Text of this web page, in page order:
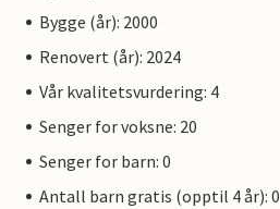
Bygge (år): 2000
Renovert (år): 2024
Vår kvalitetsvurdering: 4
Senger for voksne: 20
Senger for barn: 0
Antall barn gratis (opptil 4 år): 0